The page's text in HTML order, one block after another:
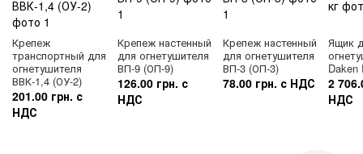
Крепеж
транспортный для
огнетушителя
ВВК-1,4 (ОУ-2)
201.00 грн. с
НДС
Крепеж настенный
для огнетушителя
ВП-9 (ОП-9)
126.00 грн. с
НДС
Крепеж настенный
для огнетушителя
ВП-3 (ОП-3)
78.00 грн. с НДС
Ящик
Daken
2
НДС